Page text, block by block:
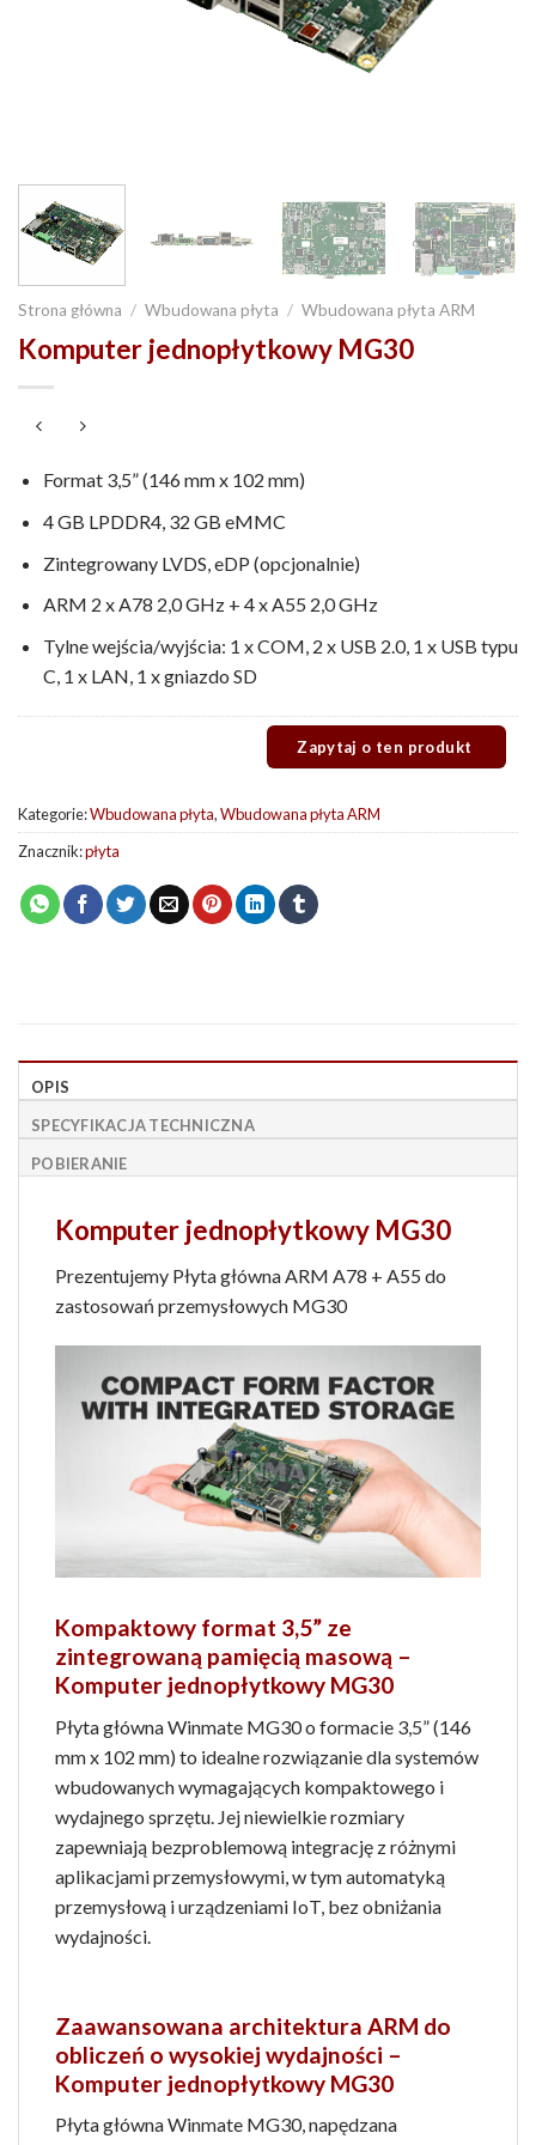
Strona główna / Wbudowana płyta / Wbudowana płyta ARM
Komputer jednopłytkowy MG30
Format 3,5” (146 mm x 102 mm)
4 GB LPDDR4, 32 GB eMMC
Zintegrowany LVDS, eDP (opcjonalnie)
ARM 2 x A78 2,0 GHz + 4 x A55 2,0 GHz
Tylne wejścia/wyjścia: 1 x COM, 2 x USB 2.0, 1 x USB typu
C, 1 x LAN, 1 x gniazdo SD
Kategorie:Wbudowana płyta,Wbudowana płyta ARM
Znacznik:płyta
OPIS
SPECYFIKACJA TECHNICZNA
POBIERANIE
Komputer jednopłytkowy MG30
Prezentujemy Płyta główna ARM A78 + A55 do
zastosowań przemysłowych MG30
Kompaktowy format 3,5” ze
zintegrowaną pamięcią masową –
Komputer jednopłytkowy MG30
Płyta główna Winmate MG30 o formacie 3,5” (146
mm x 102 mm) to idealne rozwiązanie dla systemów
wbudowanych wymagających kompaktowego i
wydajnego sprzętu. Jej niewielkie rozmiary
zapewniają bezproblemową integrację z różnymi
aplikacjami przemysłowymi, w tym automatyką
przemysłową i urządzeniami IoT, bez obniżania
wydajności.
Zaawansowana architektura ARM do
obliczeń o wysokiej wydajności –
Komputer jednopłytkowy MG30
Płyta główna Winmate MG30, napędzana